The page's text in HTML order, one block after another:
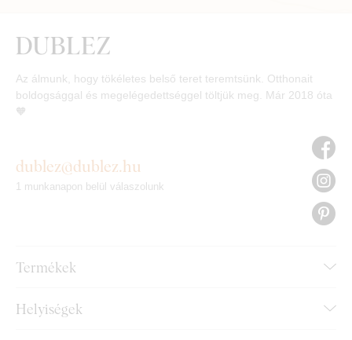
Az álmunk, hogy tökéletes belső teret teremtsünk. Otthonait
boldogsággal és megelégedettséggel töltjük meg. Már 2018 óta
🧡
Termékek
Helyiségek
dublez@dublez.hu
1 munkanapon belül válaszolunk